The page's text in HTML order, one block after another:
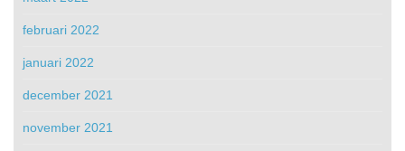
februari 2022
januari 2022
december 2021
november 2021